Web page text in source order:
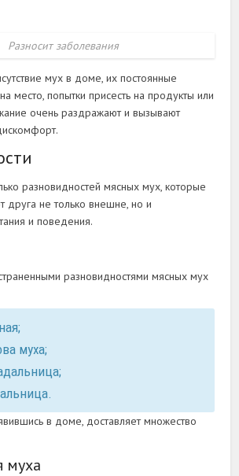
Разносит заболевания
мух в доме, их постоянные
место, попытки присесть на продукты или
очень раздражают и вызывают
разновидностей мясных мух, которые
друга не только внешне, но и
и поведения.
разновидностями мясных мух
муха;
в доме, доставляет множество
муха